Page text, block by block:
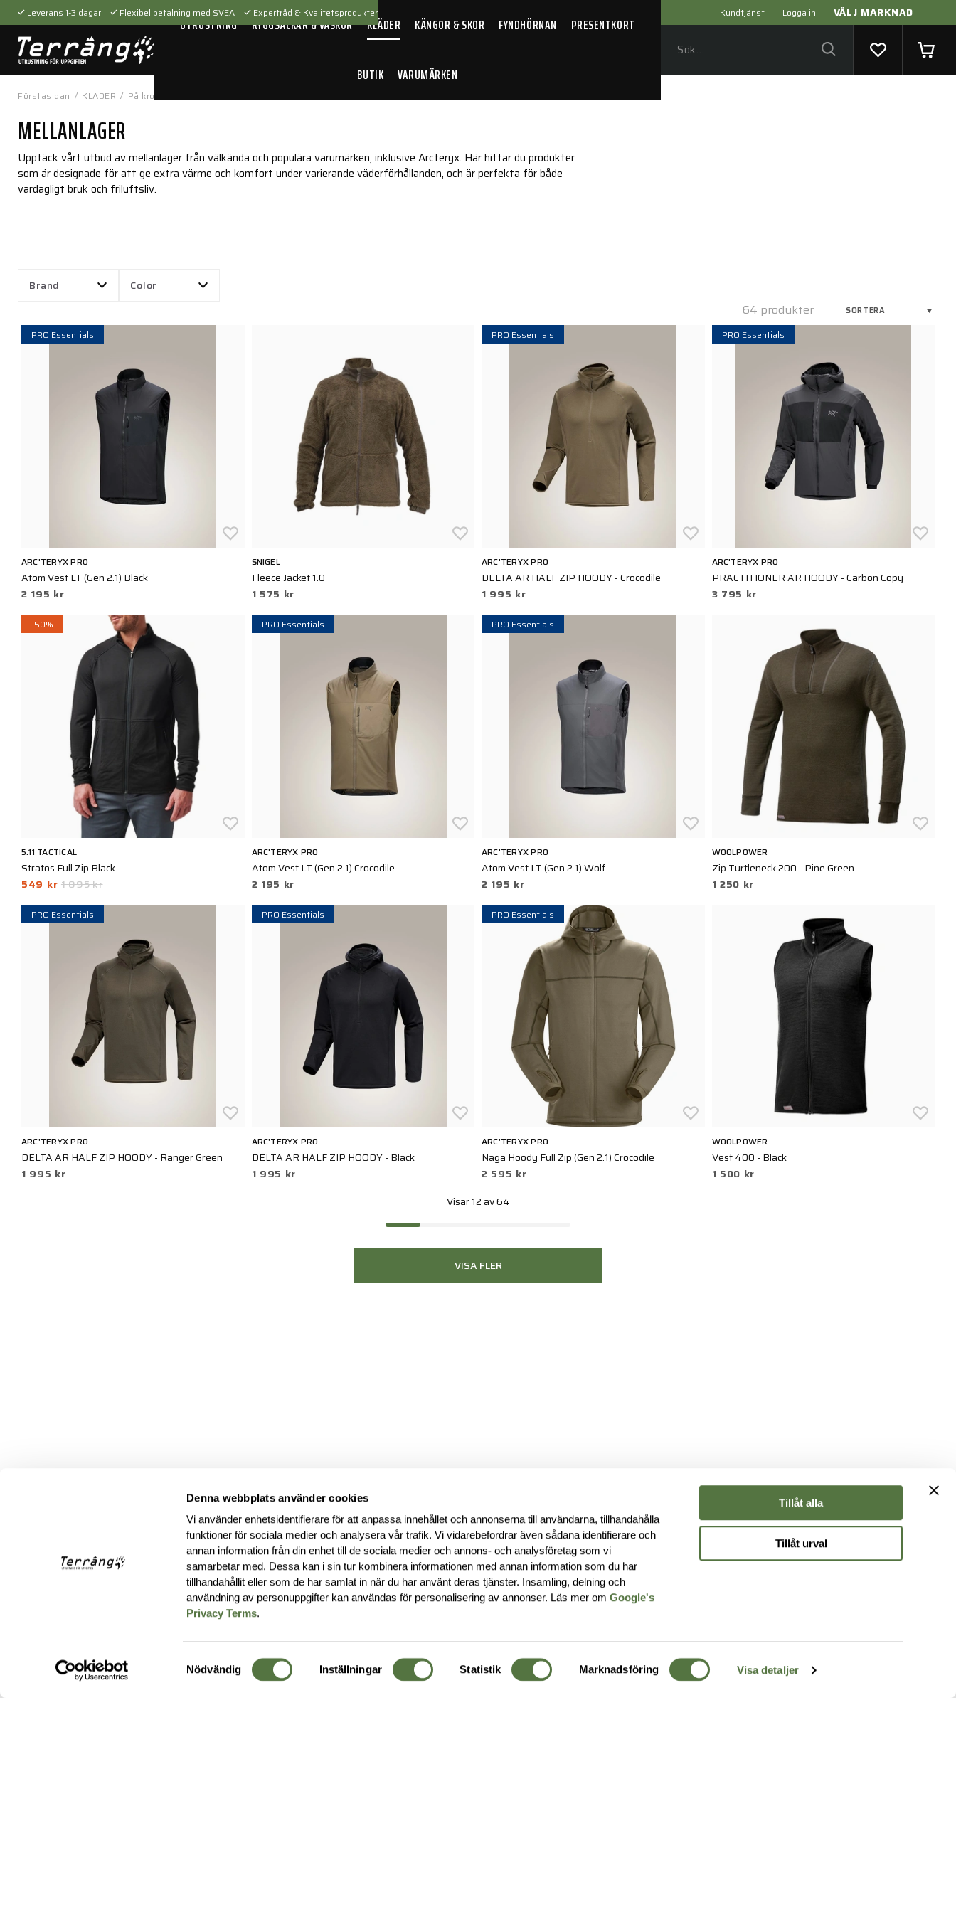
Denna webbplats använder cookies
Vi använder enhetsidentifierare för att anpassa innehållet och annonserna till användarna, tillhandahålla
funktioner för sociala medier och analysera vår trafik. Vi vidarebefordrar även sådana identifierare och
annan information från din enhet till de sociala medier och annons- och analysföretag som vi
samarbetar med. Dessa kan i sin tur kombinera informationen med annan information som du har
tillhandahållit eller som de har samlat in när du har använt deras tjänster. Insamling, delning och
användning av personuppgifter kan användas för personalisering av annonser. Läs mer omGoogle's
Privacy Terms.
Samtyckesval
Nödvändig Inställningar Statistik Marknadsföring Visa detaljer
Tillåt alla
Tillåt urval
Kundtjänst Logga in VÄLJ MARKNAD
Leverans 1-3 dagar Flexibel betalning med SVEA Expertråd & Kvalitetsprodukter
UTRUSTNING RYGGSÄCKAR & VÄSKOR KLÄDER KÄNGOR & SKOR FYNDHÖRNAN PRESENTKORT
BUTIK VARUMÄRKEN
Förstasidan / KLÄDER / På kroppen
MELLANLAGER
Upptäck vårt utbud av mellanlager från välkända och populära varumärken, inklusive Arcteryx. Här hittar du produkter
som är designade för att ge extra värme och komfort under varierande väderförhållanden, och är perfekta för både
vardagligt bruk och friluftsliv.
Brand Color
64 produkter
PRO Essentials
ARC'TERYX PRO
Atom Vest LT (Gen 2.1) Black
2 195 kr
SNIGEL
Fleece Jacket 1.0
1 575 kr
PRO Essentials
ARC'TERYX PRO
DELTA AR HALF ZIP HOODY - Crocodile
1 995 kr
PRO Essentials
ARC'TERYX PRO
PRACTITIONER AR HOODY - Carbon Copy
3 795 kr
-50%
5.11 TACTICAL
Stratos Full Zip Black
549 kr 1 095 kr
PRO Essentials
ARC'TERYX PRO
Atom Vest LT (Gen 2.1) Crocodile
2 195 kr
PRO Essentials
ARC'TERYX PRO
Atom Vest LT (Gen 2.1) Wolf
2 195 kr
WOOLPOWER
Zip Turtleneck 200 - Pine Green
1 250 kr
PRO Essentials
ARC'TERYX PRO
DELTA AR HALF ZIP HOODY - Ranger Green
1 995 kr
PRO Essentials
ARC'TERYX PRO
DELTA AR HALF ZIP HOODY - Black
1 995 kr
PRO Essentials
ARC'TERYX PRO
Naga Hoody Full Zip (Gen 2.1) Crocodile
2 595 kr
WOOLPOWER
Vest 400 - Black
1 500 kr
Visar 12 av 64
VISA FLER